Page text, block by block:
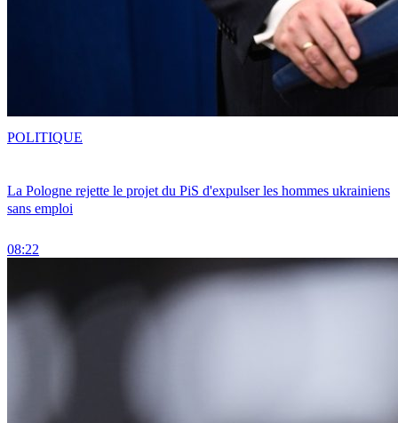
La Pologne rejette le projet du PiS d'expulser les hommes ukrainiens
sans emploi
08:22
POLITIQUE